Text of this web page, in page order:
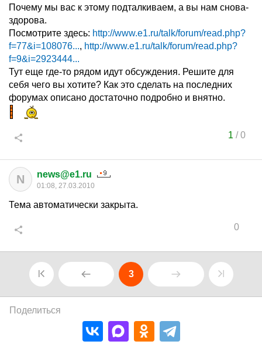
Почему мы вас к этому подталкиваем, а вы нам снова-
здорова.
Посмотрите здесь: http://www.e1.ru/talk/forum/read.php?
f=77&i=108076..., http://www.e1.ru/talk/forum/read.php?
f=9&i=2923444...
Тут еще где-то рядом идут обсуждения. Решите для
себя чего вы хотите? Как это сделать на последних
форумах описано достаточно подробно и внятно.
1 /0
N news@e1.ru
01:08, 27.03.2010
Тема автоматически закрыта.
0
3
Поделиться